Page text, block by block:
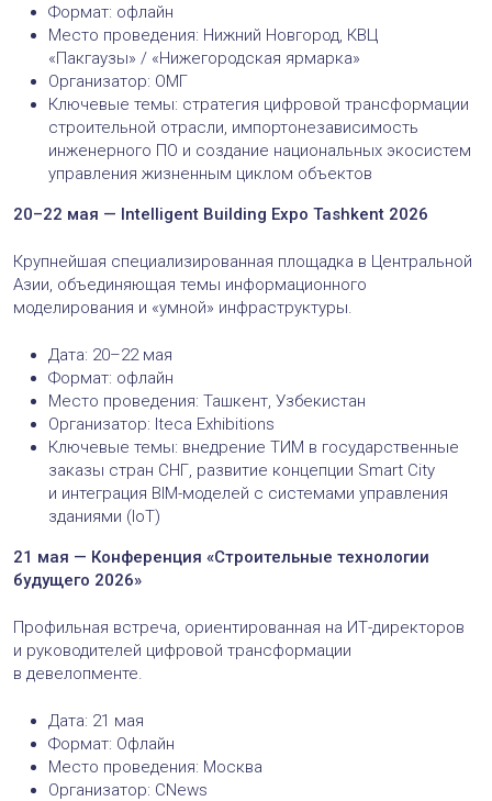
Формат: офлайн
Место проведения: Нижний Новгород, КВЦ
«Пакгаузы» / «Нижегородская ярмарка»
Организатор: ОМГ
Ключевые темы: стратегия цифровой трансформации
строительной отрасли, импортонезависимость
инженерного ПО и создание национальных экосистем
управления жизненным циклом объектов
20–22 мая — Intelligent Building Expo Tashkent 2026
Крупнейшая специализированная площадка в Центральной
Азии, объединяющая темы информационного
моделирования и «умной» инфраструктуры.
Дата: 20–22 мая
Формат: офлайн
Место проведения: Ташкент, Узбекистан
Организатор: Iteca Exhibitions
Ключевые темы: внедрение ТИМ в государственные
заказы стран СНГ, развитие концепции Smart City
и интеграция BIM-моделей с системами управления
зданиями (IoT)
21 мая — Конференция «Строительные технологии
будущего 2026»
Профильная встреча, ориентированная на ИТ-директоров
и руководителей цифровой трансформации
в девелопменте.
Дата: 21 мая
Формат: Офлайн
Место проведения: Москва
Организатор: CNews